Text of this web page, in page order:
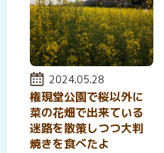
投稿日:
2024.05.28
権現堂公園で桜以外に
菜の花畑で出来ている
迷路を散策しつつ大判
焼きを食べたよ